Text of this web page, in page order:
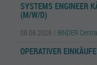
SYSTEMS ENGINEER
(M/W/D)
06.08.2026 / BINDER
OPERATIVER